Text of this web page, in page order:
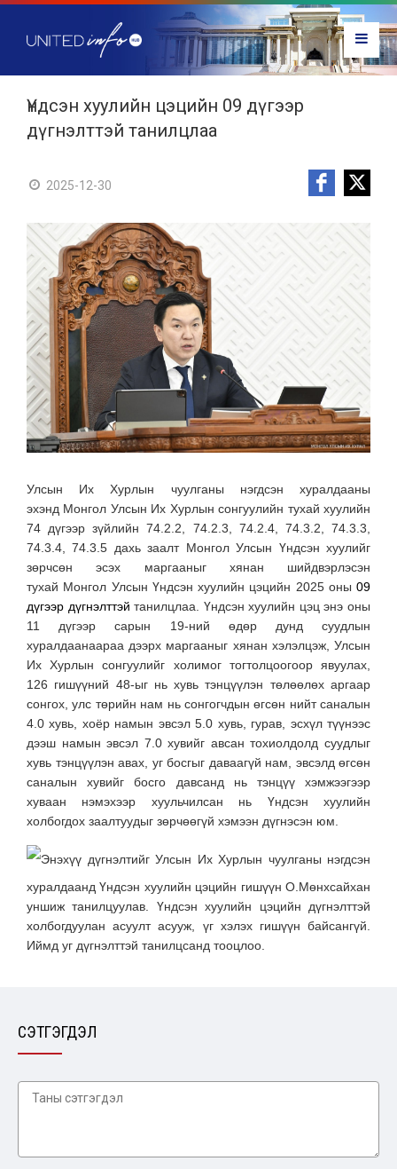
Үндсэн хуулийн цэцийн 09 дүгээр
дүгнэлттэй танилцлаа
2025-12-30
Улсын Их Хурлын чуулганы нэгдсэн хуралдааны
эхэнд Монгол Улсын Их Хурлын сонгуулийн тухай хуулийн
74 дүгээр зүйлийн 74.2.2, 74.2.3, 74.2.4, 74.3.2, 74.3.3,
74.3.4, 74.3.5 дахь заалт Монгол Улсын Үндсэн хуулийг
зөрчсөн эсэх маргааныг хянан шийдвэрлэсэн
тухай Монгол Улсын Үндсэн хуулийн цэцийн 2025 оны 09
дүгээр дүгнэлттэй танилцлаа. Үндсэн хуулийн цэц энэ оны
11 дүгээр сарын 19-ний өдөр дунд суудлын
хуралдаанаараа дээрх маргааныг хянан хэлэлцэж, Улсын
Их Хурлын сонгуулийг холимог тогтолцоогоор явуулах,
126 гишүүний 48-ыг нь хувь тэнцүүлэн төлөөлөх аргаар
сонгох, улс төрийн нам нь сонгогчдын өгсөн нийт саналын
4.0 хувь, хоёр намын эвсэл 5.0 хувь, гурав, эсхүл түүнээс
дээш намын эвсэл 7.0 хувийг авсан тохиолдолд суудлыг
хувь тэнцүүлэн авах, уг босгыг даваагүй нам, эвсэлд өгсөн
саналын хувийг босго давсанд нь тэнцүү хэмжээгээр
хуваан нэмэхээр хуульчилсан нь Үндсэн хуулийн
холбогдох заалтуудыг зөрчөөгүй хэмээн дүгнэсэн юм.
Энэхүү дүгнэлтийг Улсын Их Хурлын чуулганы нэгдсэн
хуралдаанд Үндсэн хуулийн цэцийн гишүүн О.Мөнхсайхан
уншиж танилцуулав. Үндсэн хуулийн цэцийн дүгнэлттэй
холбогдуулан асуулт асууж, үг хэлэх гишүүн байсангүй.
Иймд уг дүгнэлттэй танилцсанд тооцлоо.
СЭТГЭГДЭЛ